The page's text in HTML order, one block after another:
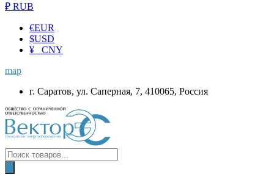
₽ RUB
€EUR
$USD
¥ CNY
map
г. Саратов, ул. Саперная, 7, 410065, Россия